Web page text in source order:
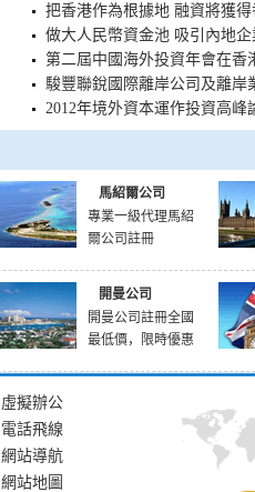
把香港作為根據地 融資將獲
做大人民幣資金池 吸引內地
第二屆中國海外投資年會在香
駿豐聯銳國際離岸公司及離岸
2012年境外資本運作投資高峰
馬紹爾公司
專業一級代理馬紹
爾公司註冊
開曼公司
開曼公司註冊全國
最低價，限時優惠
虛擬辦公
電話飛線
網站導航
網站地圖